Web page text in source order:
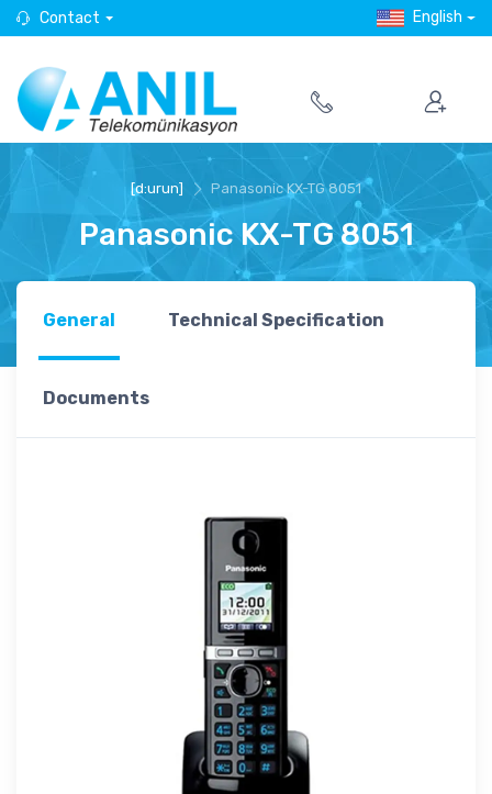
Contact English
[d:urun] Panasonic KX-TG 8051
Panasonic KX-TG 8051
General Technical Specification
Documents